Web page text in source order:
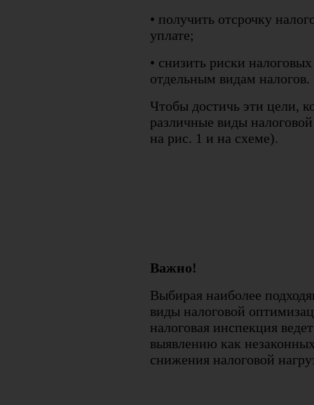
• получить отсрочку
уплате;
• снизить риски
отдельным видам налогов.
Чтобы достичь эти цели,
различные виды
на рис. 1 и на схеме).
Важно!
Выбирая наиболее
виды налоговой
налоговая инспекция
выявлению как
снижения налоговой